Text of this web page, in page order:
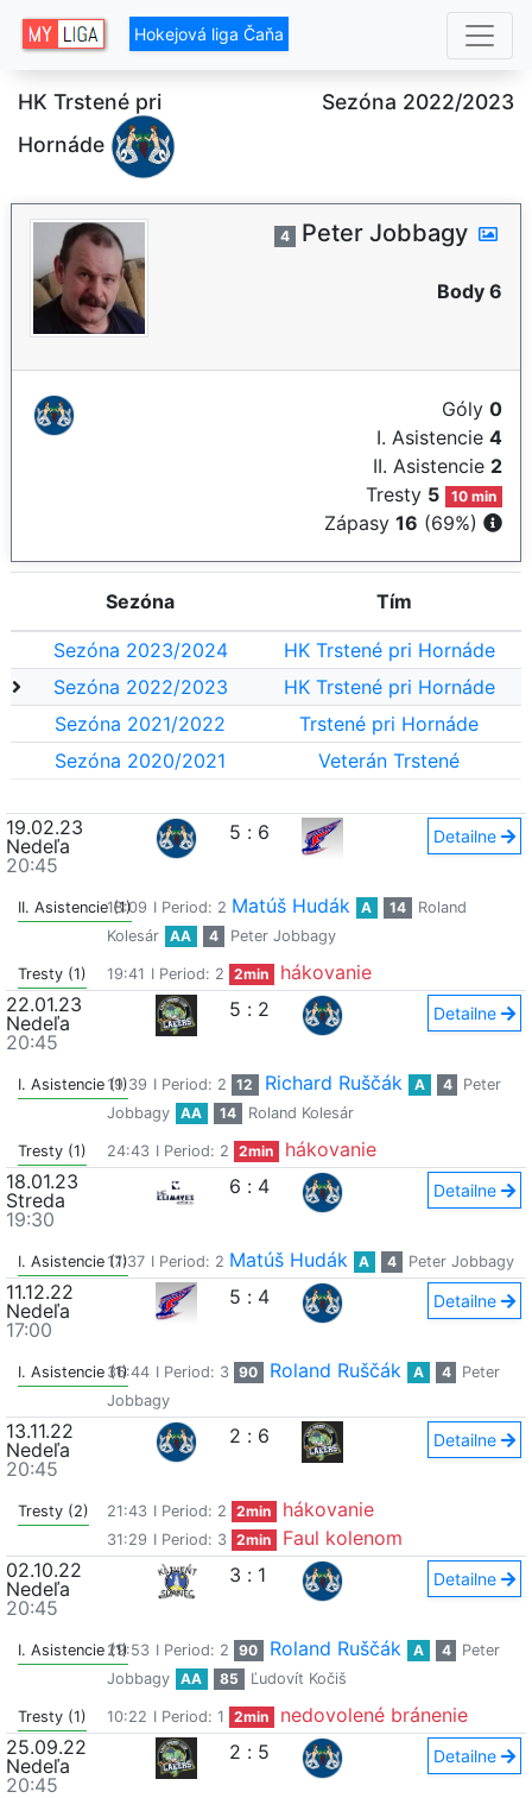
Hokejová liga Čaňa
HK Trstené pri
Hornáde
Sezóna 2022/2023
4 Peter Jobbagy
Body 6
Góly 0
I. Asistencie 4
II. Asistencie 2
Tresty 5 10 min
Zápasy 16 (69%)
Sezóna Tím
Sezóna 2023/2024
HK Trstené pri Hornáde
Sezóna 2022/2023
HK Trstené pri Hornáde
Sezóna 2021/2022
Trstené pri Hornáde
Sezóna 2020/2021
Veterán Trstené
19.02.23
Nedeľa
20:45
5 : 6 Detailne
II. Asistencie (1)
18:09 I Period: 2 Matúš Hudák A 14
Roland
Kolesár
AA 4 Peter Jobbagy
Tresty (1) 19:41 I Period: 2 2min
hákovanie
22.01.23
Nedeľa
20:45
5 : 2 Detailne
I. Asistencie (1)19:39 I Period: 2 12 Richard Ruščák A 4
Peter
Jobbagy
AA 14 Roland Kolesár
Tresty (1) 24:43 I Period: 2 2min
hákovanie
18.01.23
Streda
19:30
6 : 4 Detailne
I. Asistencie (1)17:37 I Period: 2 Matúš Hudák A 4 Peter Jobbagy
11.12.22
Nedeľa
17:00
5 : 4 Detailne
I. Asistencie (1)36:44 I Period: 3 90 Roland Ruščák A 4
Peter
Jobbagy
13.11.22
Nedeľa
20:45
2 : 6 Detailne
Tresty (2) 21:43 I Period: 2 2min hákovanie
31:29 I Period: 3 2min
Faul kolenom
02.10.22
Nedeľa
20:45
3 : 1 Detailne
I. Asistencie (1)29:53 I Period: 2 90 Roland Ruščák A 4
Peter
Jobbagy
AA 85 Ľudovít Kočiš
Tresty (1) 10:22 I Period: 1 2min
nedovolené bránenie
25.09.22
Nedeľa
20:45
2 : 5 Detailne